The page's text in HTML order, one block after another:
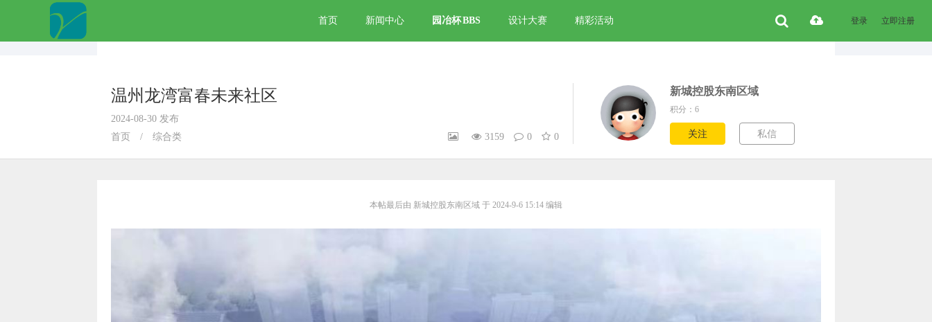
首页 新闻中心 园冶杯BBS 设计大赛 精彩活动 立即注册
登录
温州龙湾富春未来社区
2024-08-30 发布
首页
/ 综合类 3159 0 0
新城控股东南区域
积分：6
关注 私信
本帖最后由 新城控股东南区域 于 2024-9-6 15:14 编辑